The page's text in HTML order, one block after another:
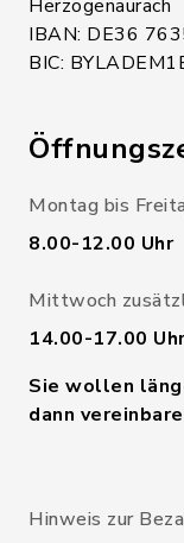
Herzogenaurach
IBAN: DE36
BIC:
Montag bis
8.00-12.00 Uhr
Mittwoch
14.00-17.00
Sie wollen
dann
Hinweis zur